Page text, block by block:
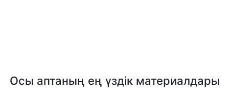
Осы аптаның ең үздік материалдары